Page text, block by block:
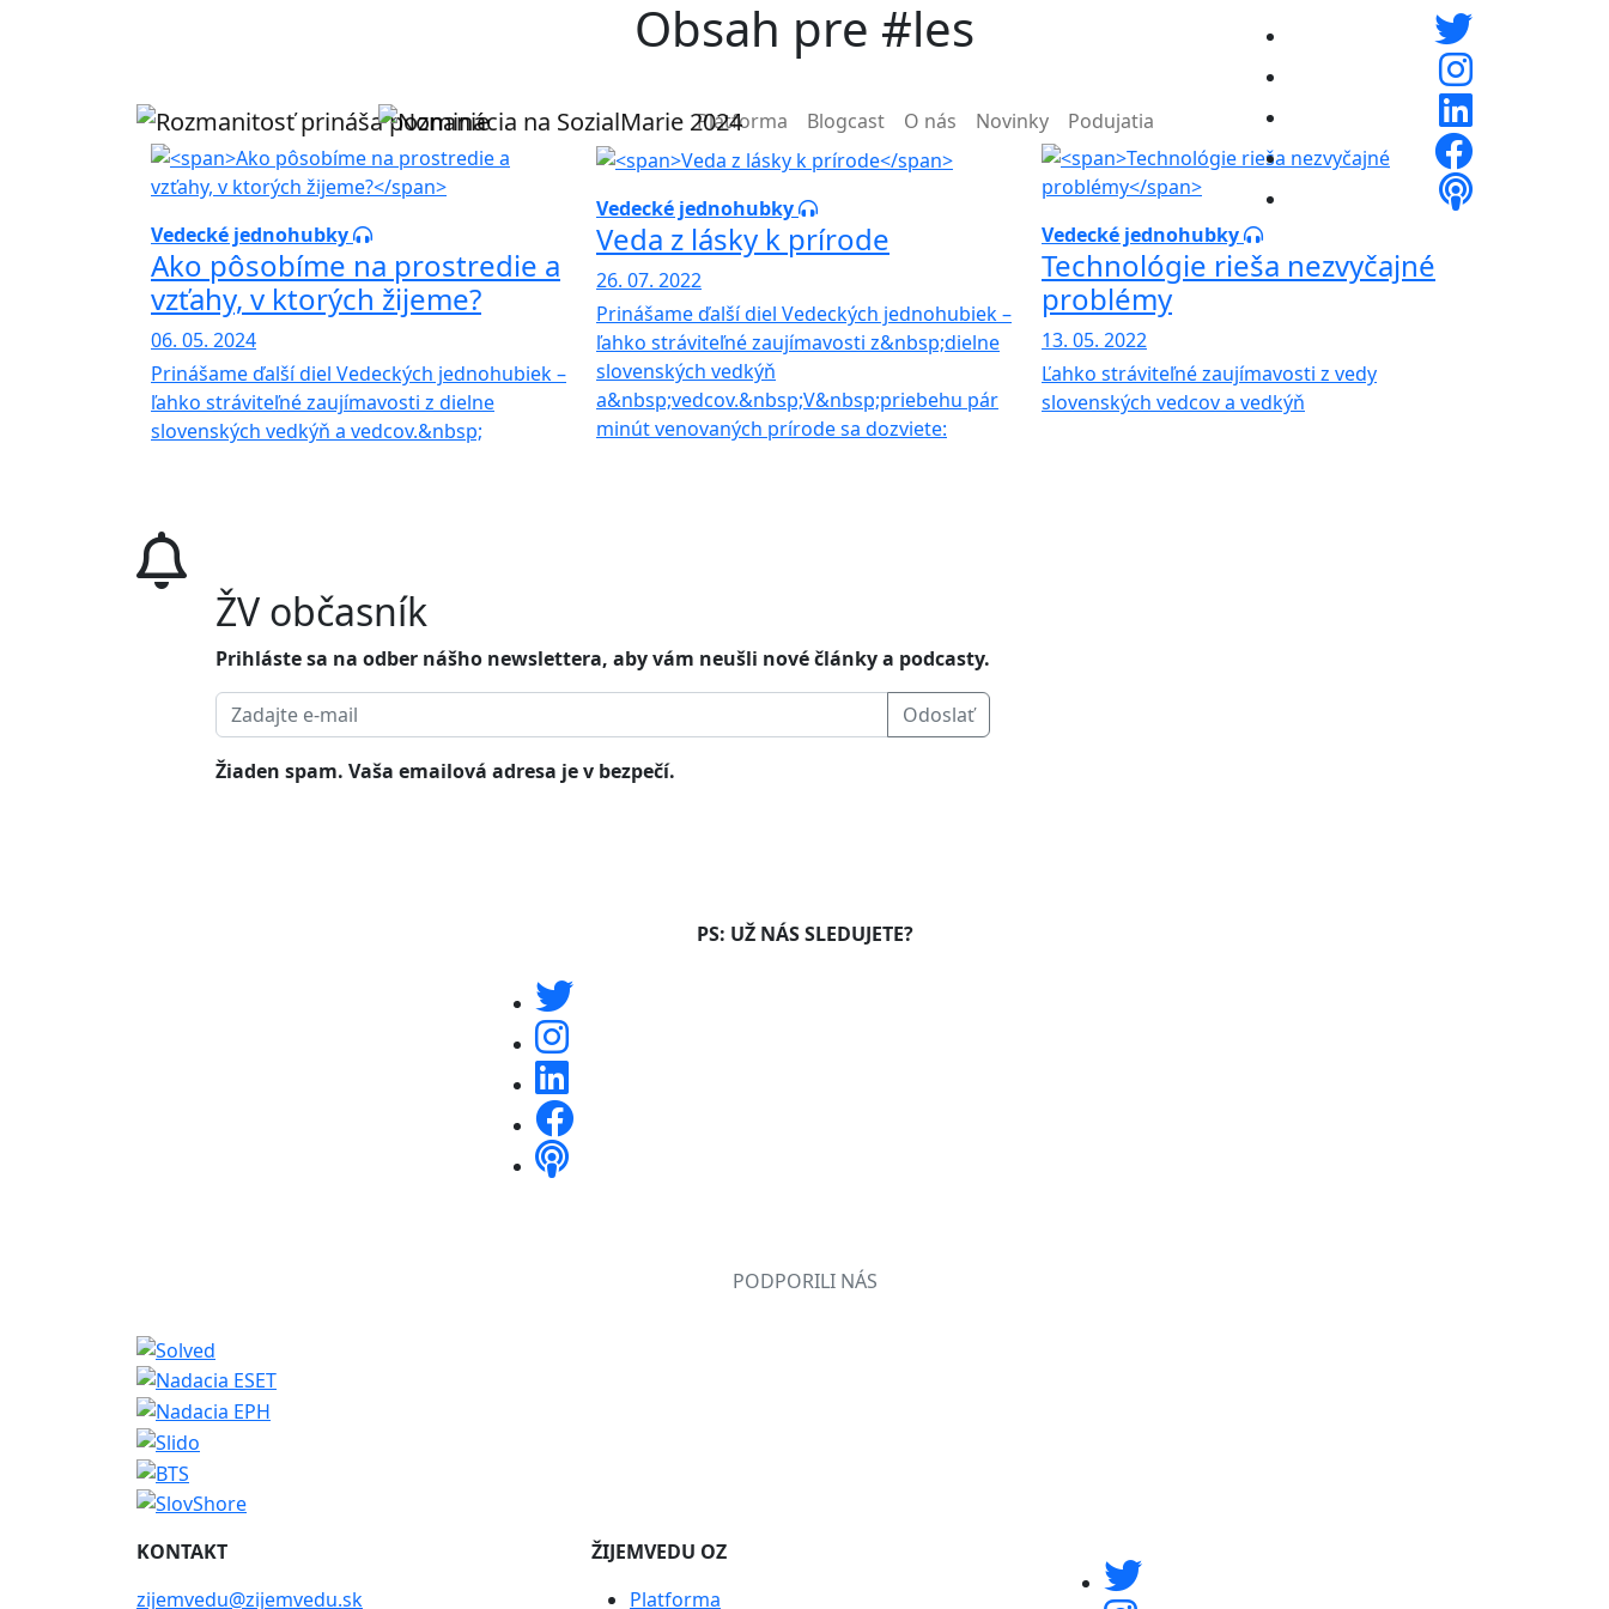
Main navigation
Platforma Blogcast O nás Novinky Podujatia
Obsah pre #les
Vedecké jednohubky
Ako pôsobíme na prostredie a
vzťahy, v ktorých žijeme?
06. 05. 2024
Prinášame ďalší diel Vedeckých jednohubiek –
ľahko stráviteľné zaujímavosti z dielne
slovenských vedkýň a vedcov.&nbsp;
Vedecké jednohubky
Veda z lásky k prírode
26. 07. 2022
Prinášame ďalší diel Vedeckých jednohubiek –
ľahko stráviteľné zaujímavosti z&nbsp;dielne
slovenských vedkýň
a&nbsp;vedcov.&nbsp;V&nbsp;priebehu pár
minút venovaných prírode sa dozviete:
Vedecké jednohubky
Technológie rieša nezvyčajné
problémy
13. 05. 2022
Ľahko stráviteľné zaujímavosti z vedy
slovenských vedcov a vedkýň
ŽV občasník
Prihláste sa na odber nášho newslettera, aby vám neušli nové články a podcasty.
Odoslať
Žiaden spam. Vaša emailová adresa je v bezpečí.
PS: UŽ NÁS SLEDUJETE?
PODPORILI NÁS
KONTAKT
zijemvedu@zijemvedu.sk
ŽIJEMVEDU OZ
Platforma